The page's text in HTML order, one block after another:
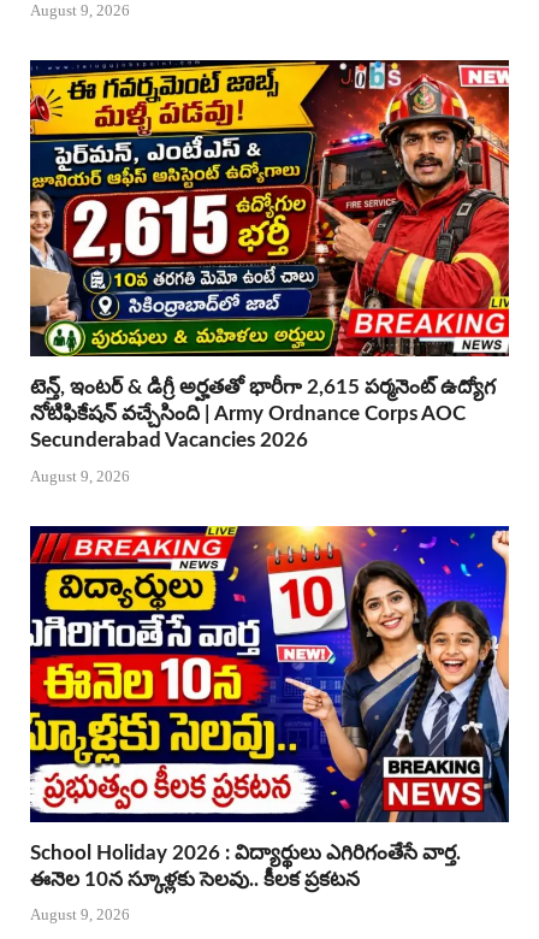
August 9, 2026
టెన్త్, ఇంటర్ & డిగ్రీ అర్హతతో భారీగా 2,615 పర్మనెంట్ ఉద్యోగ
నోటిఫికేషన్ వచ్చేసింది | Army Ordnance Corps AOC
Secunderabad Vacancies 2026
August 9, 2026
School Holiday 2026 : విద్యార్థులు ఎగిరిగంతేసే వార్త.
ఈనెల 10న స్కూళ్లకు సెలవు.. కీలక ప్రకటన
August 9, 2026